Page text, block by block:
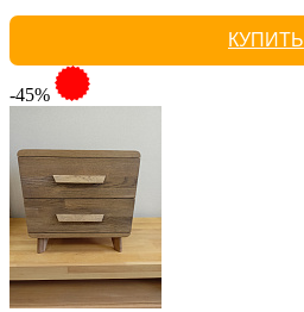
КУПИТЬ
-45%